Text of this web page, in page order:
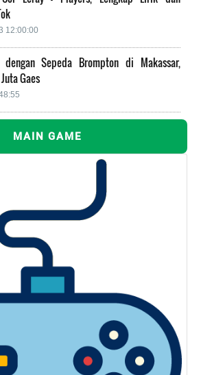
12:00:00
Sepeda Brompton di Makassar,
Gaes
MAIN GAME